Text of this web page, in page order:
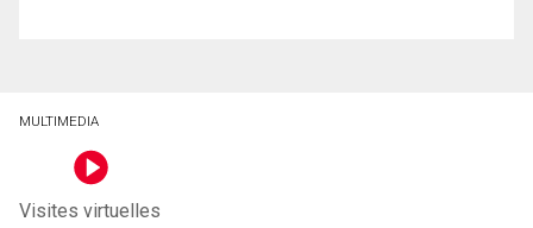
MULTIMEDIA
Visites virtuelles